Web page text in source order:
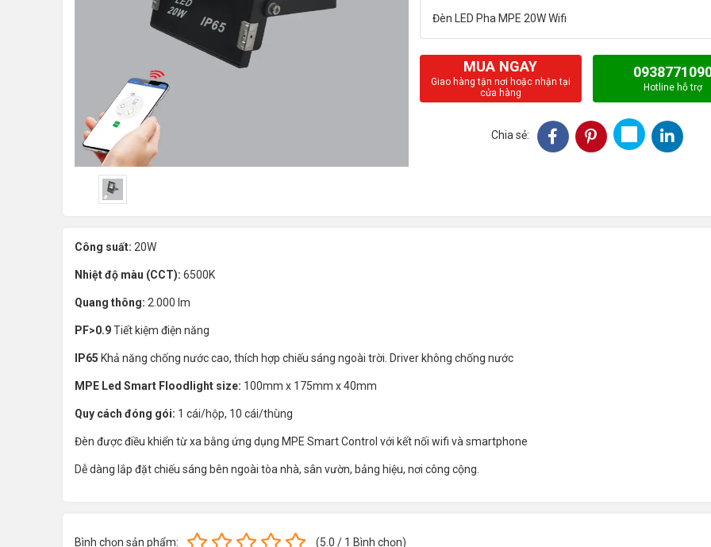
MUA NGAY
Giao hàng tận nơi hoặc nhận tại
cửa hàng
Hotline hỗ trợ
Chia sẻ:
Công suất: 20W
Nhiệt độ màu (CCT): 6500K
Quang thông: 2.000 lm
PF>0.9Tiết kiệm điện năng
IP65 Khả năng chống nước cao, thích hợp chiếu sáng ngoài trời. Driver không chống nước
MPE Led Smart Floodlight size: 100mm x 175mm x 40mm
Quy cách đóng gói: 1 cái/hộp, 10 cái/thùng
Đèn được điều khiển từ xa bằng ứng dụng MPE Smart Control với kết nối wifi và smartphone
Dễ dàng lắp đặt chiếu sáng bên ngoài tòa nhà, sân vườn, bảng hiệu, nơi công cộng.
Bình chọn sản phẩm: (5.0 / 1 Bình chọn)